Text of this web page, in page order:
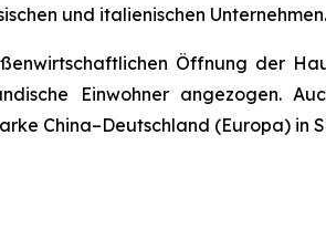
und italienischen Unternehmen.
Öffnung der
Einwohner angezogen.
China–Deutschland (Europa) in